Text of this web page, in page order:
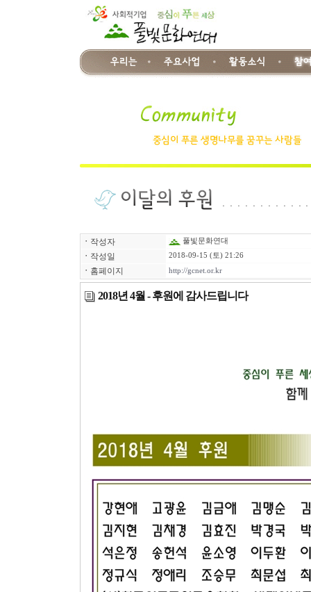
ㆍ 작성자 풀빛문화연대
ㆍ 작성일 2018-09-15 (토) 21:26
ㆍ 홈페이지 http://gcnet.or.kr
2018년 4월 - 후원에 감사드립니다